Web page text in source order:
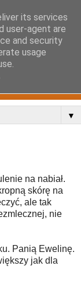
▼
na nabiał.
skórę na
ale tak
nie
Panią Ewelinę.
jak dla
its services
user-agent are
and security
usage